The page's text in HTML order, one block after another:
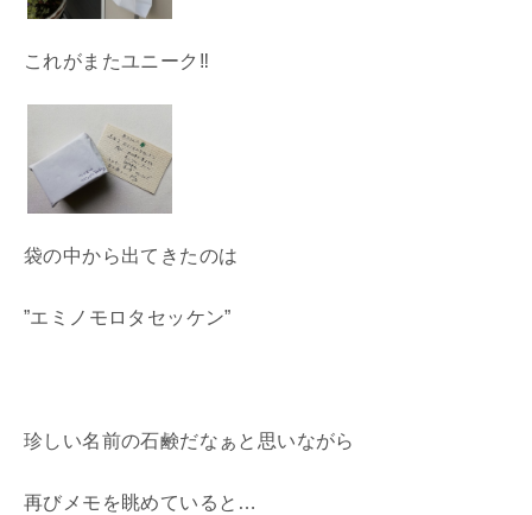
これがまたユニーク‼
袋の中から出てきたのは
”エミノモロタセッケン”
珍しい名前の石鹸だなぁと思いながら
再びメモを眺めていると…